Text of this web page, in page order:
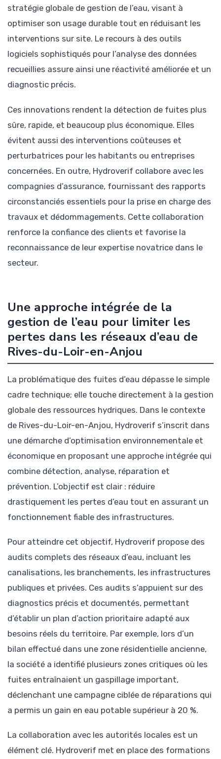
stratégie globale de gestion de l’eau, visant à
optimiser son usage durable tout en réduisant les
interventions sur site. Le recours à des outils
logiciels sophistiqués pour l’analyse des données
recueillies assure ainsi une réactivité améliorée et un
diagnostic précis.
Ces innovations rendent la détection de fuites plus
sûre, rapide, et beaucoup plus économique. Elles
évitent aussi des interventions coûteuses et
perturbatrices pour les habitants ou entreprises
concernées. En outre, Hydroverif collabore avec les
compagnies d’assurance, fournissant des rapports
circonstanciés essentiels pour la prise en charge des
travaux et dédommagements. Cette collaboration
renforce la confiance des clients et favorise la
reconnaissance de leur expertise novatrice dans le
secteur.
Une approche intégrée de la
gestion de l’eau pour limiter les
pertes dans les réseaux d’eau de
Rives-du-Loir-en-Anjou
La problématique des fuites d’eau dépasse le simple
cadre technique; elle touche directement à la gestion
globale des ressources hydriques. Dans le contexte
de Rives-du-Loir-en-Anjou, Hydroverif s’inscrit dans
une démarche d’optimisation environnementale et
économique en proposant une approche intégrée qui
combine détection, analyse, réparation et
prévention. L’objectif est clair : réduire
drastiquement les pertes d’eau tout en assurant un
fonctionnement fiable des infrastructures.
Pour atteindre cet objectif, Hydroverif propose des
audits complets des réseaux d’eau, incluant les
canalisations, les branchements, les infrastructures
publiques et privées. Ces audits s’appuient sur des
diagnostics précis et documentés, permettant
d’établir un plan d’action prioritaire adapté aux
besoins réels du territoire. Par exemple, lors d’un
bilan effectué dans une zone résidentielle ancienne,
la société a identifié plusieurs zones critiques où les
fuites entraînaient un gaspillage important,
déclenchant une campagne ciblée de réparations qui
a permis un gain en eau potable supérieur à 20 %.
La collaboration avec les autorités locales est un
élément clé. Hydroverif met en place des formations